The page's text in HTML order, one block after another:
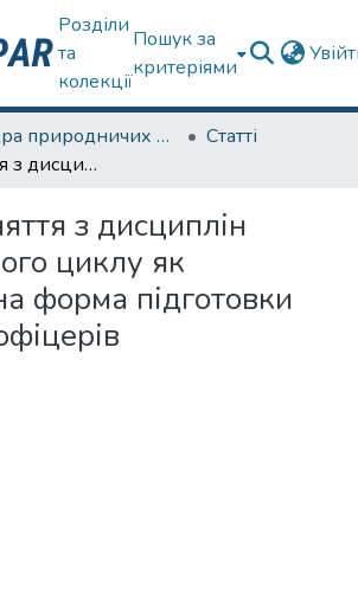
Розділи
та
колекції
Пошук за
критеріями
Кафедра природничих наук та здоров'язбереження
Статті
Бінарні заняття з дисциплін природничого циклу як інтеграційна форма підготовки майбутніх офіцерів
з дисциплін
циклу як
форма підготовки